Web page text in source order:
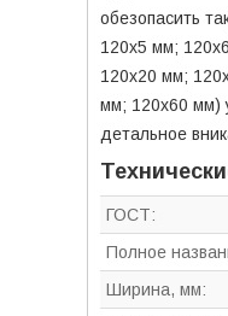
обезопасить
120х5 мм;
120х20 мм;
мм; 120х60 мм)
детальное
ГОСТ:
Полное
Ширина, мм: